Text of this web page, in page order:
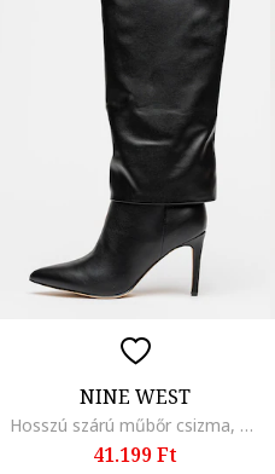
NINE WEST
Hosszú szárú műbőr csizma, Fekete
41.199 Ft